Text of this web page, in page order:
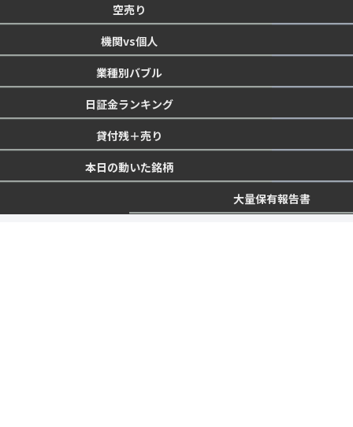
空売り
機関vs個人
業種別バブル
日証金ランキング
貸付残＋売り
本日の動いた銘柄
大量保有報告書